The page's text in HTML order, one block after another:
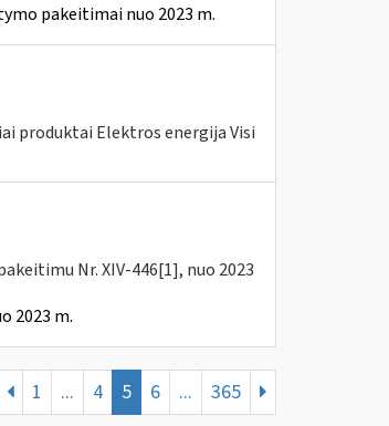
pakeitimai nuo 2023 m.
produktai Elektros energija Visi
Nr. XIV-446[1], nuo 2023
2023 m.
1 ... 4 5 6 ... 365